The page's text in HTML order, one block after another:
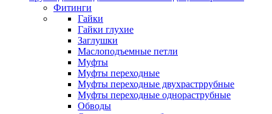
Фитинги
Гайки
Гайки глухие
Заглушки
Маслоподъемные петли
Муфты
Муфты переходные
Муфты переходные двухрастррубные
Муфты переходные однораструбные
Обводы